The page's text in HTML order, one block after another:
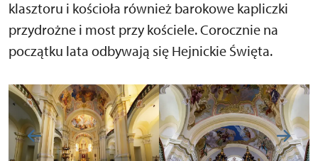
klasztoru i kościoła również barokowe kapliczki
przydrożne i most przy kościele. Corocznie na
początku lata odbywają się Hejnickie Święta.